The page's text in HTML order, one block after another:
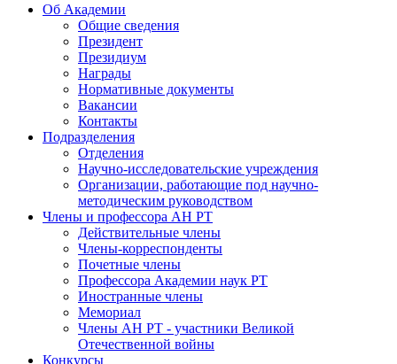
Об Академии
Общие сведения
Президент
Президиум
Награды
Нормативные документы
Вакансии
Контакты
Подразделения
Отделения
Научно-исследовательские учреждения
Организации, работающие под научно-
методическим руководством
Члены и профессора АН РТ
Действительные члены
Члены-корреспонденты
Почетные члены
Профессора Академии наук РТ
Иностранные члены
Мемориал
Члены АН РТ - участники Великой
Отечественной войны
Конкурсы